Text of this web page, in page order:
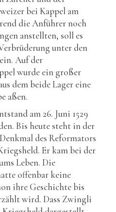
bei Kappel am
die Anführer noch
anstellten, soll es
unter den
Auf der
wurde ein großer
dem beide Lager eine
aßen.
am 26. Juni 1529
Bis heute steht in der
des Reformators
Er kam bei der
Leben. Die
offenbar keine
ihre Geschichte bis
wird. Dass Zwingli